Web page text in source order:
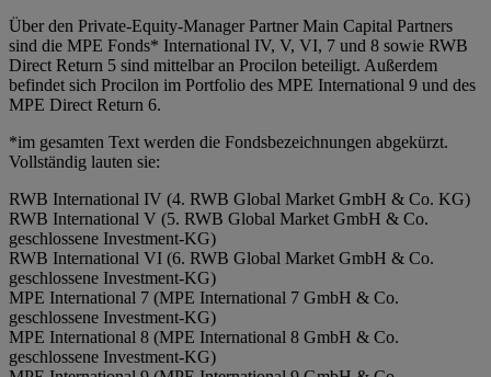
Über den Private-Equity-Manager Partner Main Capital Partners
sind die MPE Fonds* International IV, V, VI, 7 und 8 sowie RWB
Direct Return 5 sind mittelbar an Procilon beteiligt. Außerdem
befindet sich Procilon im Portfolio des MPE International 9 und des
MPE Direct Return 6.
*im gesamten Text werden die Fondsbezeichnungen abgekürzt.
Vollständig lauten sie:
RWB International IV (4. RWB Global Market GmbH & Co. KG)
RWB International V (5. RWB Global Market GmbH & Co.
geschlossene Investment-KG)
RWB International VI (6. RWB Global Market GmbH & Co.
geschlossene Investment-KG)
MPE International 7 (MPE International 7 GmbH & Co.
geschlossene Investment-KG)
MPE International 8 (MPE International 8 GmbH & Co.
geschlossene Investment-KG)